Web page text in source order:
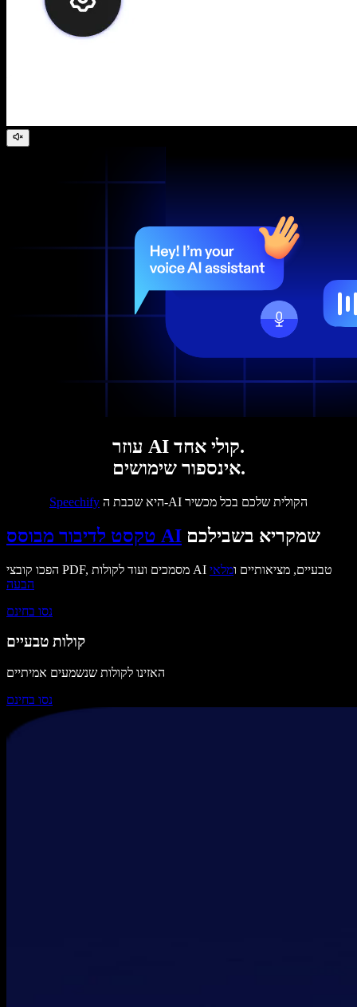
עוזר AI קולי אחד.
אינספור שימושים.
Speechify היא שכבת ה-AI הקולית שלכם בכל מכשיר
טקסט לדיבור מבוסס AI שמקריא בשבילכם
הפכו קובצי PDF, מסמכים ועוד לקולות AI טבעיים, מציאותיים ומלאי
הבעה
נסו בחינם
קולות טבעיים
האזינו לקולות שנשמעים אמיתיים
נסו בחינם